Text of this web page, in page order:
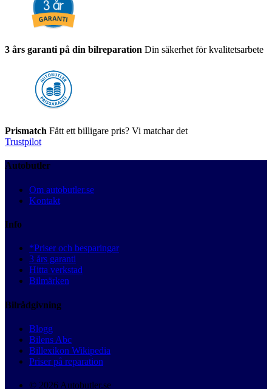
3 års garanti på din bilreparation Din säkerhet för kvalitetsarbete
Prismatch Fått ett billigare pris? Vi matchar det
Trustpilot
Autobutler
Om autobutler.se
Kontakt
Info
*Priser och besparingar
3 års garanti
Hitta verkstad
Bilmärken
Bilrådgivning
Blogg
Bilens Abc
Billexikon Wikipedia
Priser på reparation
© 2026 Autobutler.se